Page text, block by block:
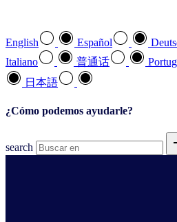
English Español
Italiano
普通话
日本語
¿Cómo podemos ayudarle?
search